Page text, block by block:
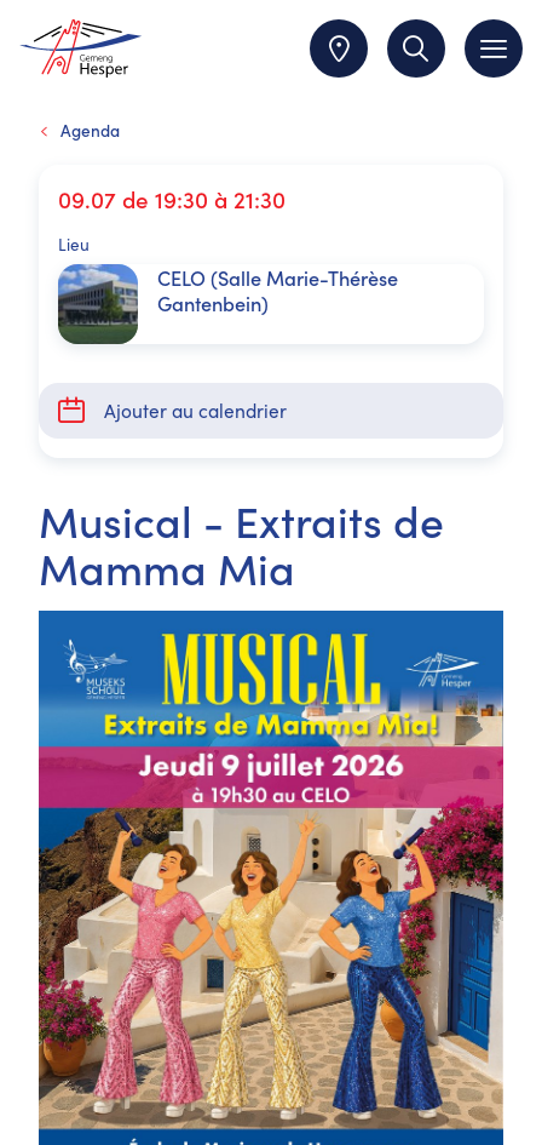
Agenda
09.07 de 19:30 à 21:30
Lieu
CELO (Salle Marie-Thérèse
Gantenbein)
Ajouter au calendrier
Musical - Extraits de
Mamma Mia